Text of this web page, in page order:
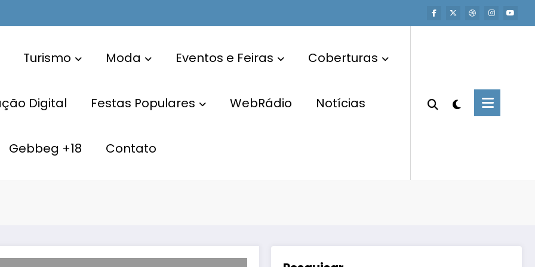
Turismo Moda Eventos e Feiras Coberturas
Digital Festas Populares WebRádio Notícias
Gebbeg +18 Contato